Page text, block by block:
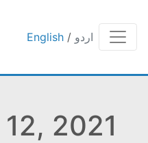
English / اردو
2021